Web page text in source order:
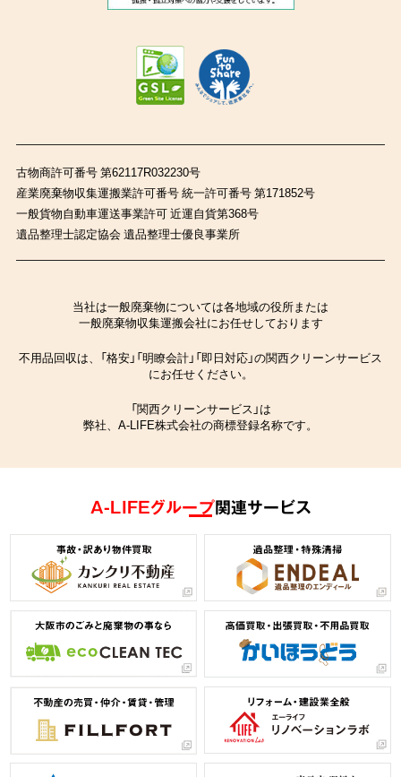
古物商許可番号 第62117R032230号
産業廃棄物収集運搬業許可番号 統一許可番号 第171852号
一般貨物自動車運送事業許可 近運自貨第368号
遺品整理士認定協会 遺品整理士優良事業所
当社は一般廃棄物については各地域の役所または
一般廃棄物収集運搬会社にお任せしております
不用品回収は、「格安」「明瞭会計」「即日対応」の関西クリーンサービス
にお任せください。
「関西クリーンサービス」は
弊社、A-LIFE株式会社の商標登録名称です。
A-LIFEグループ関連サービス